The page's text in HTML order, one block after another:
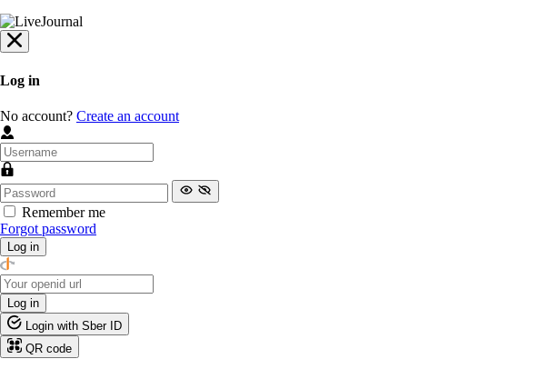
Log in
No account? Create an account
Remember me
Forgot password
Log in
Log in
Login with Sber ID
QR code